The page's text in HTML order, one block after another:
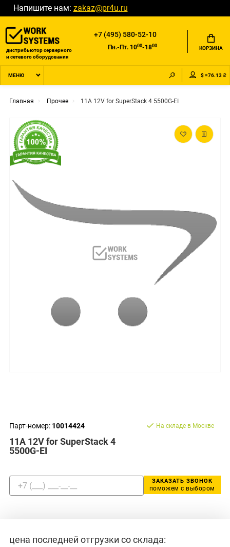
Напишите нам: zakaz@pr4u.ru
дистрибьютор серверного
и сетевого оборудования
+7 (495) 580-52-10
Пн.-Пт. 1000-1800 КОРЗИНА
МЕНЮ $ =76.13 ₽
Главная Прочее 11A 12V for SuperStack 4 5500G-EI
Парт-номер: 10014424
11A 12V for SuperStack 4
5500G-EI
На складе в Москве
ЗАКАЗАТЬ ЗВОНОК
поможем с выбором
цена последней отгрузки со склада: